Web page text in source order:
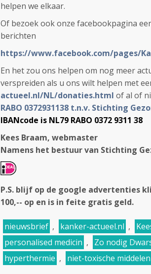
helpen we elkaar.
Of bezoek ook onze facebookpagina
berichten
https://www.facebook.com/pages/
En het zou ons helpen om nog meer
verspreiden als u ons wilt helpen met
actueel.nl/NL/donaties.html of al of
RABO 0372931138 t.n.v. Stichting
IBANcode is NL79 RABO 0372 9311 38
Kees Braam, webmaster
Namens het bestuur van Stichting
P.S. blijf op de google advertenties
100,-- op en is in feite gratis geld.
nieuwsbrief , kanker-actueel.nl ,
personalised medicin , Zo nodig
hyperthermie , niet-toxische middelen